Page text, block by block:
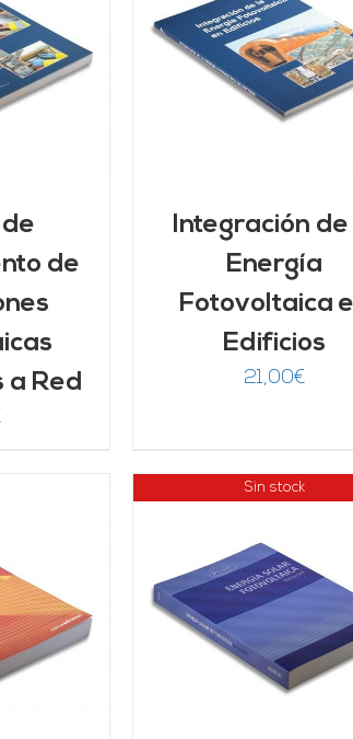
de
a Red
/
Integración de
Energía
Fotovoltaica
Edificios
21,00€
AÑADIR AL
DETALLES
Sin stock
AÑADIR AL CARRITO
DETALLES